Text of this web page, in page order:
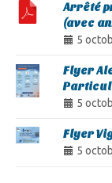
Arrêté
(avec
5
Flyer
5
Flyer
5